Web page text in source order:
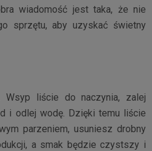
wiadomość jest taka, że nie
sprzętu, aby uzyskać świetny
Wsyp liście do naczynia, zalej
i odlej wodę. Dzięki temu liście
parzeniem, usuniesz drobny
a smak będzie czystszy i